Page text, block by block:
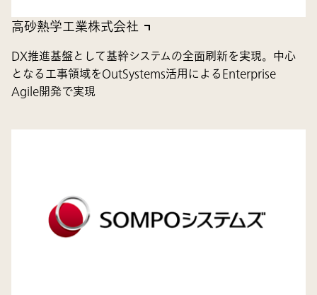
高砂熱学工業株式会社
DX推進基盤として基幹システムの全面刷新を実現。中心
となる工事領域をOutSystems活用によるEnterprise
Agile開発で実現